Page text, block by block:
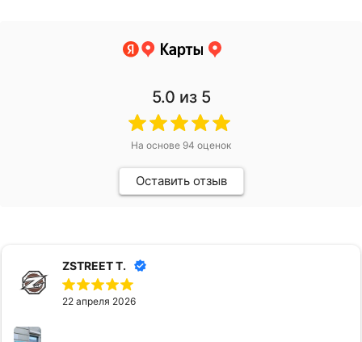
5.0 из 5
На основе 94 оценок
Оставить отзыв
ZSTREET T.
22 апреля 2026